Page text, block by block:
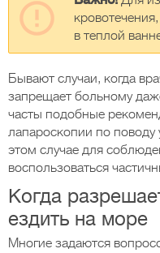
в теплой
Бывают случаи, когда
запрещает больному
часты подобные
лапароскопии по
этом случае для
воспользоваться
Когда
ездить на море
Многие задаются